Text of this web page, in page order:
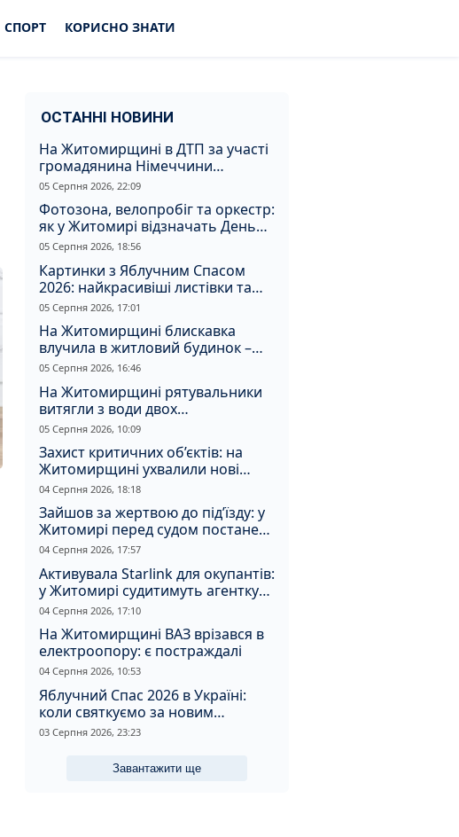
СПОРТ КОРИСНО ЗНАТИ
ОСТАННІ НОВИНИ
На Житомирщині в ДТП за участі
громадянина Німеччини
постраждали двоє людей
05 Серпня 2026, 22:09
Фотозона, велопробіг та оркестр:
як у Житомирі відзначать День
Прапора та День Незалежності
05 Серпня 2026, 18:56
Картинки з Яблучним Спасом
2026: найкрасивіші листівки та
щирі привітання зі святом
05 Серпня 2026, 17:01
На Житомирщині блискавка
влучила в житловий будинок –
спалахнула пожежа
05 Серпня 2026, 16:46
На Житомирщині рятувальники
витягли з води двох
потопельників
05 Серпня 2026, 10:09
Захист критичних об’єктів: на
Житомирщині ухвалили нові
рішення з безпеки
04 Серпня 2026, 18:18
Зайшов за жертвою до під’їзду: у
Житомирі перед судом постане
нападник
04 Серпня 2026, 17:57
Активувала Starlink для окупантів:
у Житомирі судитимуть агентку
рф
04 Серпня 2026, 17:10
На Житомирщині ВАЗ врізався в
електроопору: є постраждалі
04 Серпня 2026, 10:53
Яблучний Спас 2026 в Україні:
коли святкуємо за новим
календарем, що святять та
головні прикмети дня
03 Серпня 2026, 23:23
Завантажити ще